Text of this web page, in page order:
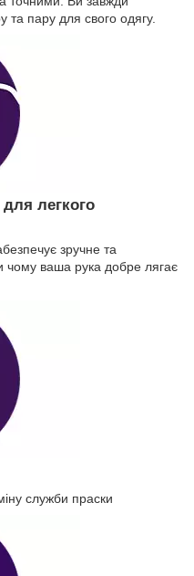
та пару для свого одягу.
легкого
зручне та
чому ваша рука добре лягає
служби праски